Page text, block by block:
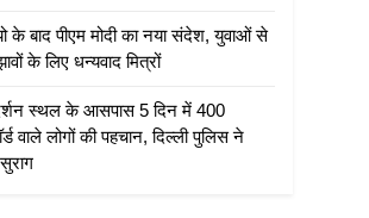
के बाद पीएम मोदी का नया संदेश, युवाओं से
के लिए धन्यवाद मित्रों
स्थल के आसपास 5 दिन में 400
वाले लोगों की पहचान, दिल्ली पुलिस ने